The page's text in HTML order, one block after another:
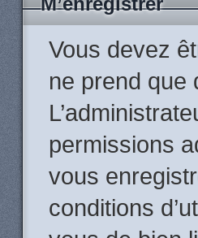
Vous devez
ne prend que
permissions
vous
conditions